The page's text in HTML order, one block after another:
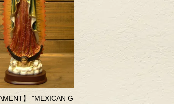
】 "MEXICAN G